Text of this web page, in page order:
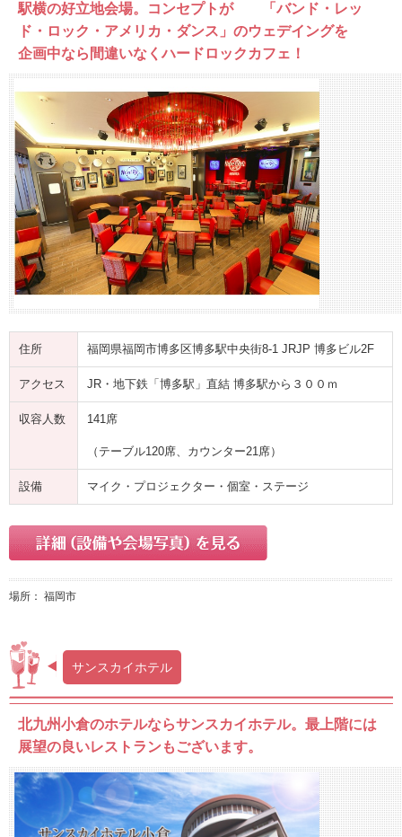
駅横の好立地会場。コンセプトが 「バンド・レッ
ド・ロック・アメリカ・ダンス」のウェデイングを
企画中なら間違いなくハードロックカフェ！
住所 福岡県福岡市博多区博多駅中央街8-1 JRJP 博多ビル2F
アクセス JR・地下鉄「博多駅」直結 博多駅から３００ｍ
収容人数 141席
（テーブル120席、カウンター21席）
設備 マイク・プロジェクター・個室・ステージ
場所： 福岡市
サンスカイホテル
北九州小倉のホテルならサンスカイホテル。最上階には
展望の良いレストランもございます。